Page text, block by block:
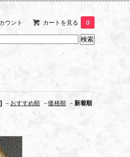
ウント カートを見る 0
- おすすめ順 -価格順 - 新着順